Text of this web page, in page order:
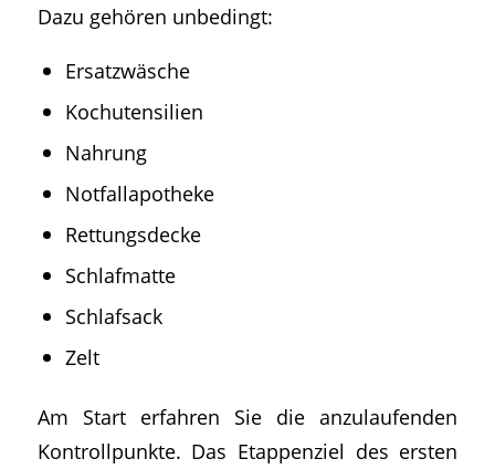
Dazu gehören unbedingt:
Ersatzwäsche
Kochutensilien
Nahrung
Notfallapotheke
Rettungsdecke
Schlafmatte
Schlafsack
Zelt
Am Start erfahren Sie die anzulaufenden
Kontrollpunkte. Das Etappenziel des ersten